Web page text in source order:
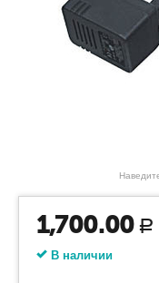
1,700.00 Р
В наличии